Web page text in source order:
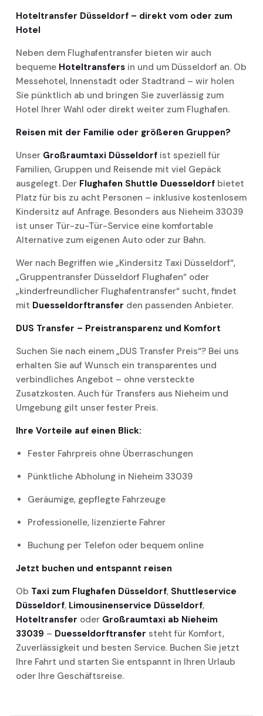
Hoteltransfer Düsseldorf – direkt vom oder zum
Hotel
Neben dem Flughafentransfer bieten wir auch
bequeme Hoteltransfers in und um Düsseldorf an. Ob
Messehotel, Innenstadt oder Stadtrand – wir holen
Sie pünktlich ab und bringen Sie zuverlässig zum
Hotel Ihrer Wahl oder direkt weiter zum Flughafen.
Reisen mit der Familie oder größeren Gruppen?
Unser Großraumtaxi Düsseldorf ist speziell für
Familien, Gruppen und Reisende mit viel Gepäck
ausgelegt. Der Flughafen Shuttle Duesseldorf bietet
Platz für bis zu acht Personen – inklusive kostenlosem
Kindersitz auf Anfrage. Besonders aus Nieheim 33039
ist unser Tür-zu-Tür-Service eine komfortable
Alternative zum eigenen Auto oder zur Bahn.
Wer nach Begriffen wie „Kindersitz Taxi Düsseldorf“,
„Gruppentransfer Düsseldorf Flughafen“ oder
„kinderfreundlicher Flughafentransfer“ sucht, findet
mit Duesseldorftransfer den passenden Anbieter.
DUS Transfer – Preistransparenz und Komfort
Suchen Sie nach einem „DUS Transfer Preis“? Bei uns
erhalten Sie auf Wunsch ein transparentes und
verbindliches Angebot – ohne versteckte
Zusatzkosten. Auch für Transfers aus Nieheim und
Umgebung gilt unser fester Preis.
Ihre Vorteile auf einen Blick:
Fester Fahrpreis ohne Überraschungen
Pünktliche Abholung in Nieheim 33039
Geräumige, gepflegte Fahrzeuge
Professionelle, lizenzierte Fahrer
Buchung per Telefon oder bequem online
Jetzt buchen und entspannt reisen
Ob Taxi zum Flughafen Düsseldorf, Shuttleservice
Düsseldorf, Limousinenservice Düsseldorf,
Hoteltransfer oder Großraumtaxi ab Nieheim
33039 – Duesseldorftransfer steht für Komfort,
Zuverlässigkeit und besten Service. Buchen Sie jetzt
Ihre Fahrt und starten Sie entspannt in Ihren Urlaub
oder Ihre Geschäftsreise.